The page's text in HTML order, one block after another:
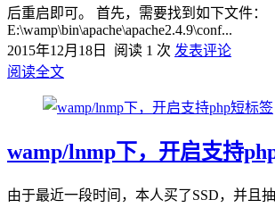
后重启即可。 首先，需要找到如下文件：
E:\wamp\bin\apache\apache2.4.9\conf...
2015年12月18日
阅读 1 次 发表评论
阅读全文
wamp/lnmp下，开启支持
由于最近一段时间，本人买了SSD，并且